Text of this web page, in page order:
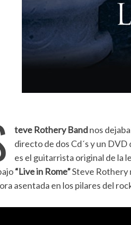
teve Rothery Bandnos
directo de dos Cd´s y un
es el guitarrista original de la
“Live in Rome”Steve Rothery
asentada en los pilares del